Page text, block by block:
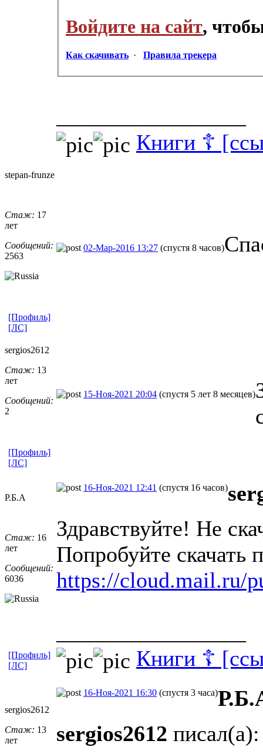
Войдите на сайт,
Как скачивать · Правила трекера
Книги ☦
stepan-frunz​e
Стаж: 17
лет
Сообщений:
2563
02-Мар-2016 13:27 (спустя 8 часов)
[Профиль]
[ЛС]
sergios2612
Стаж: 13
лет
Сообщений:
2
15-Ноя-2021 20:04 (спустя 5 лет 8 месяцев)
[Профиль]
[ЛС]
Р.Б.А
Стаж: 16
лет
Сообщений:
6036
16-Ноя-2021 12:41 (спустя 16 часов)
Здравствуйте! Не
Попробуйте скачать
https://cloud.mail.ru/
Книги ☦
[Профиль]
[ЛС]
sergios2612
Стаж: 13
лет
16-Ноя-2021 16:30 (спустя 3 часа)
sergios2612 писал(а):